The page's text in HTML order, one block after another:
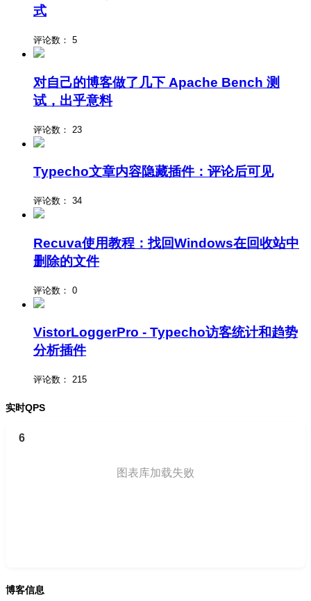
式
评论数： 5
对自己的博客做了几下 Apache Bench 测
试，出乎意料
评论数： 23
Typecho文章内容隐藏插件：评论后可见
评论数： 34
Recuva使用教程：找回Windows在回收站中
删除的文件
评论数： 0
VistorLoggerPro - Typecho访客统计和趋势
分析插件
评论数： 215
实时QPS
6
图表库加载失败
博客信息